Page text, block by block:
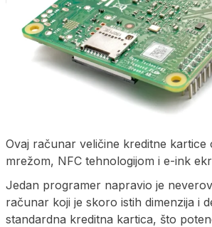
Ovaj računar veličine kreditne kartice
mrežom, NFC tehnologijom i e-ink
Jedan programer napravio je
računar koji je skoro istih dimenzija i
standardna kreditna kartica, što